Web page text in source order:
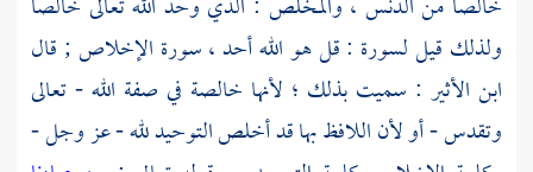
ولذلك قيل لسورة : قل هو الله أحد ، سورة الإخلاص ; قال
ابن الأثير : سميت بذلك ؛ لأنها خالصة في صفة الله - تعالى
وتقدس - أو لأن اللافظ بها قد أخلص التوحيد لله - عز وجل -